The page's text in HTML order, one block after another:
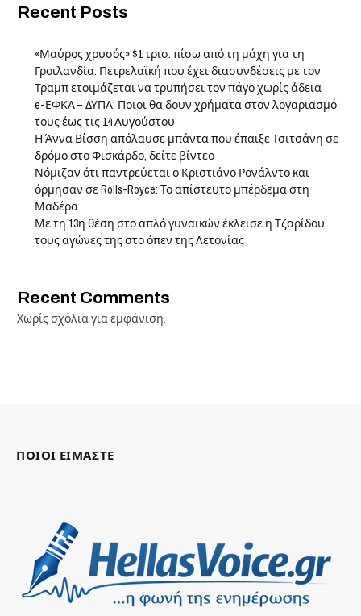
Recent Posts
«Μαύρος χρυσός» $1 τρισ. πίσω από τη μάχη για τη
Γροιλανδία: Πετρελαϊκή που έχει διασυνδέσεις με τον
Τραμπ ετοιμάζεται να τρυπήσει τον πάγο χωρίς άδεια
e-ΕΦΚΑ – ΔΥΠΑ: Ποιοι θα δουν χρήματα στον λογαριασμό
τους έως τις 14 Αυγούστου
Η Άννα Βίσση απόλαυσε μπάντα που έπαιξε Τσιτσάνη σε
δρόμο στο Φισκάρδο, δείτε βίντεο
Νόμιζαν ότι παντρεύεται ο Κριστιάνο Ρονάλντο και
όρμησαν σε Rolls-Royce: Το απίστευτο μπέρδεμα στη
Μαδέρα
Με τη 13η θέση στο απλό γυναικών έκλεισε η Τζαρίδου
τους αγώνες της στο όπεν της Λετονίας
Recent Comments
Χωρίς σχόλια για εμφάνιση.
ΠΟΙΟΙ ΕΙΜΑΣΤΕ